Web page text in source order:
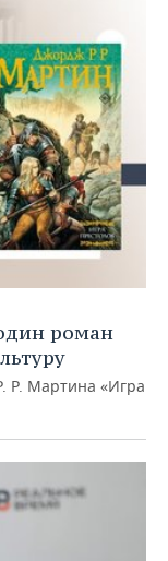
роман
Р. Мартина «Игра